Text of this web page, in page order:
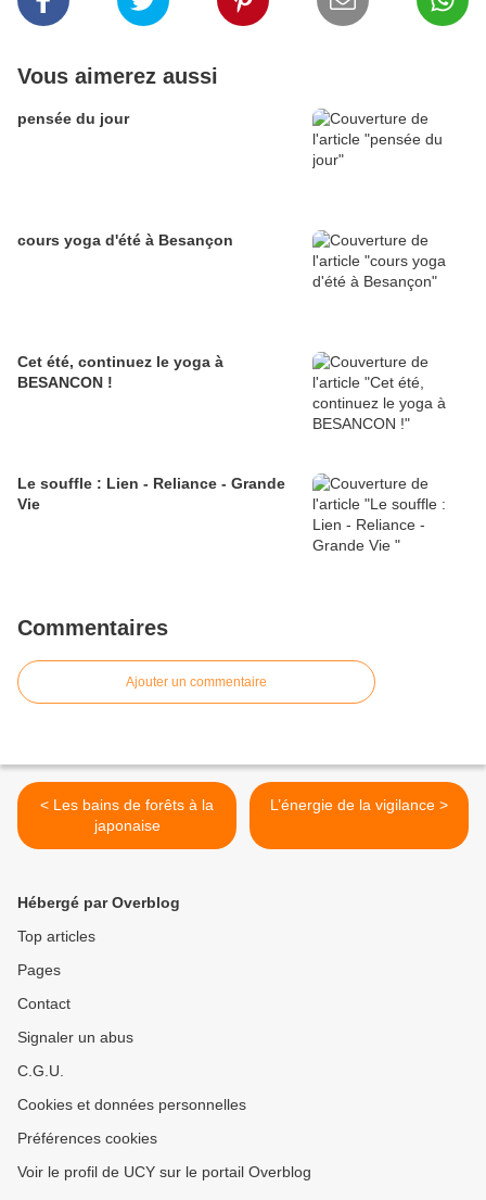
Vous aimerez aussi
pensée du jour
cours yoga d'été à Besançon
Cet été, continuez le yoga à
BESANCON !
Le souffle : Lien - Reliance - Grande
Vie
Commentaires
Ajouter un commentaire
< Les bains de forêts à la
japonaise
L’énergie de la vigilance >
Hébergé par Overblog
Top articles
Pages
Contact
Signaler un abus
C.G.U.
Cookies et données personnelles
Préférences cookies
Voir le profil de UCY sur le portail Overblog